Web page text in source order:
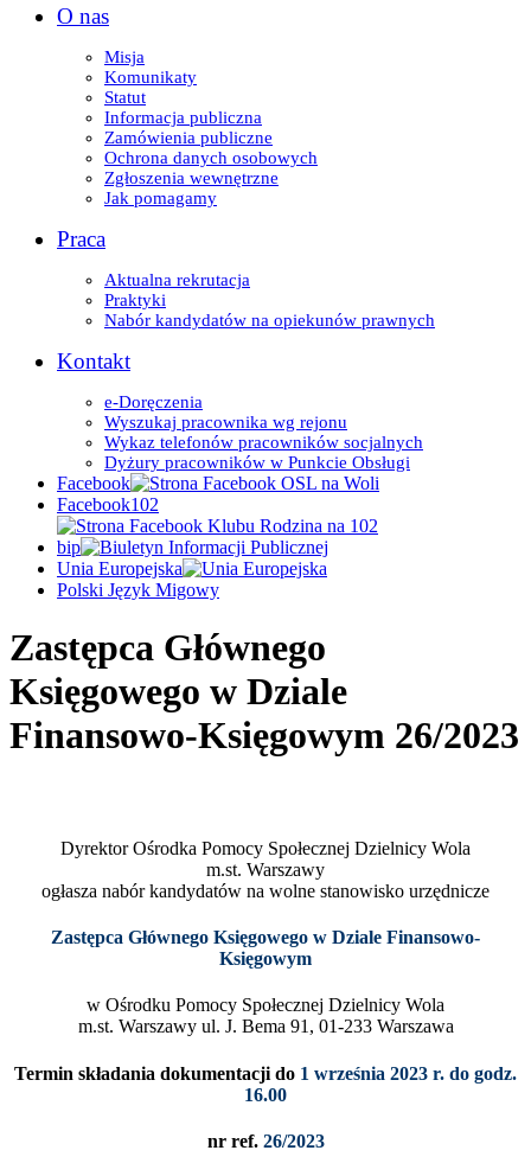
O nas
Misja
Komunikaty
Statut
Informacja publiczna
Zamówienia publiczne
Ochrona danych osobowych
Zgłoszenia wewnętrzne
Jak pomagamy
Praca
Aktualna rekrutacja
Praktyki
Nabór kandydatów na opiekunów prawnych
Kontakt
e-Doręczenia
Wyszukaj pracownika wg rejonu
Wykaz telefonów pracowników socjalnych
Dyżury pracowników w Punkcie Obsługi
Facebook
Facebook102
bip
Unia Europejska
Polski Język Migowy
Zastępca Głównego
Księgowego w Dziale
Finansowo-Księgowym 26/2023
Dyrektor Ośrodka Pomocy Społecznej Dzielnicy Wola
m.st. Warszawy
ogłasza nabór kandydatów na wolne stanowisko urzędnicze
Zastępca Głównego Księgowego w Dziale Finansowo-
Księgowym
w Ośrodku Pomocy Społecznej Dzielnicy Wola
m.st. Warszawy ul. J. Bema 91, 01-233 Warszawa
Termin składania dokumentacji do 1 września 2023 r. do godz.
16.00
nr ref. 26/2023